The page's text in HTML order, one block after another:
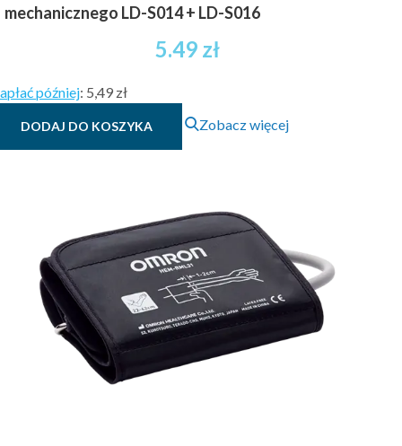
mechanicznego LD-S014 + LD-S016
5.49 zł
później: 5,49 zł
DODAJ DO KOSZYKA Zobacz więcej